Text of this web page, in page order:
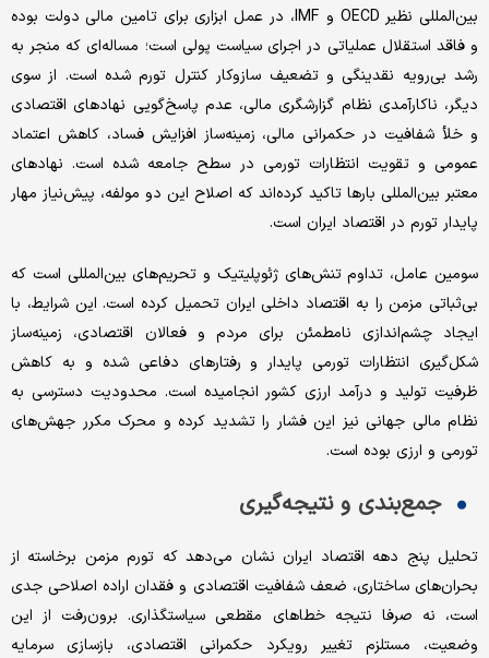
بین‌‌‌المللی نظیر OECD و IMF، در عمل ابزاری برای تامین مالی دولت بوده
و فاقد استقلال عملیاتی در اجرای سیاست پولی است؛ مساله‌‌‌ای که منجر به
رشد بی‌‌‌رویه نقدینگی و تضعیف سازوکار کنترل تورم شده است. از سوی
دیگر، ناکارآمدی نظام گزارشگری مالی، عدم پاسخ‌‌‌گویی نهادهای اقتصادی
و خلأ شفافیت در حکمرانی مالی، زمینه‌‌‌ساز افزایش فساد، کاهش اعتماد
عمومی و تقویت انتظارات تورمی در سطح جامعه شده است. نهادهای
معتبر بین‌‌‌المللی بارها تاکید کرده‌‌‌اند که اصلاح این دو مولفه، پیش‌‌‌نیاز مهار
پایدار تورم در اقتصاد ایران است.
سومین عامل، تداوم تنش‌‌‌های ژئوپلیتیک و تحریم‌‌‌های بین‌‌‌المللی است که
بی‌‌‌ثباتی مزمن را به اقتصاد داخلی ایران تحمیل کرده است. این شرایط، با
ایجاد چشم‌‌‌اندازی نامطمئن برای مردم و فعالان اقتصادی، زمینه‌‌‌ساز
شکل‌‌‌گیری انتظارات تورمی پایدار و رفتارهای دفاعی شده و به کاهش
ظرفیت تولید و درآمد ارزی کشور انجامیده است. محدودیت دسترسی به
نظام مالی جهانی نیز این فشار را تشدید کرده و محرک مکرر جهش‌‌‌های
تورمی و ارزی بوده است.
جمع‌‌‌بندی و نتیجه‌‌‌گیری
تحلیل پنج دهه اقتصاد ایران نشان می‌‌‌دهد که تورم مزمن برخاسته از
بحران‌‌‌های ساختاری، ضعف شفافیت اقتصادی و فقدان اراده اصلاحی جدی
است، نه صرفا نتیجه خطاهای مقطعی سیاستگذاری. برون‌‌‌رفت از این
وضعیت، مستلزم تغییر رویکرد حکمرانی اقتصادی، بازسازی سرمایه